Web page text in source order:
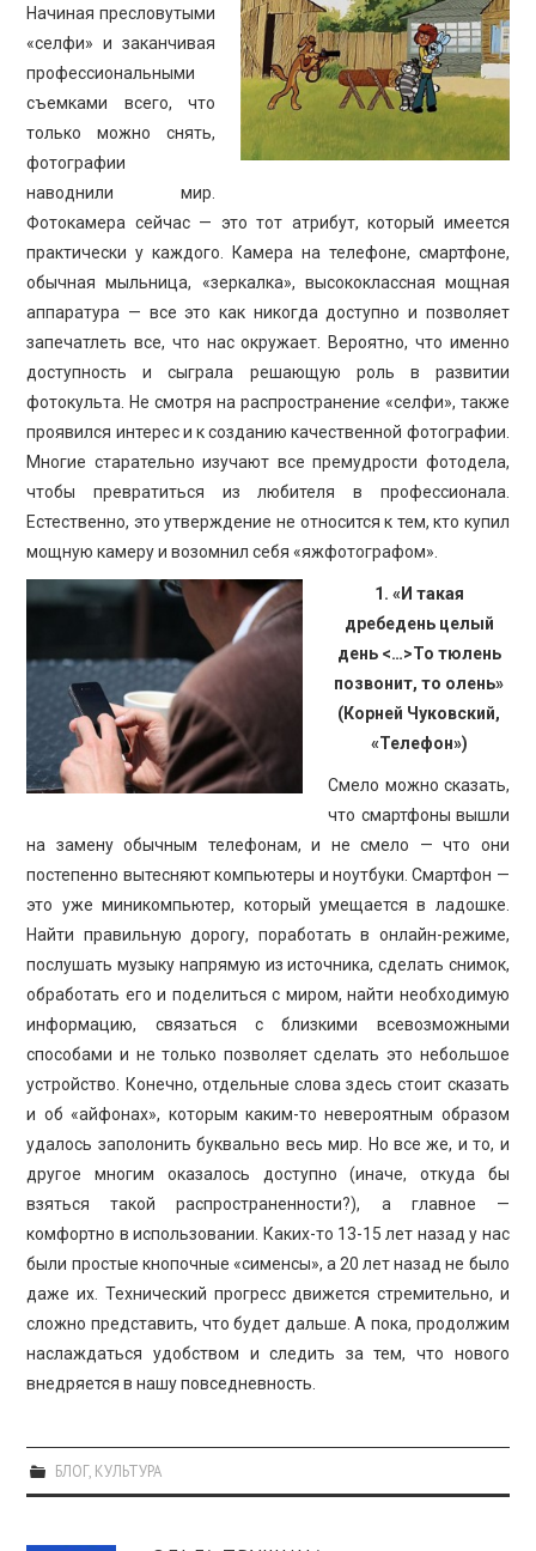
Начиная пресловутыми
«селфи» и заканчивая
профессиональными
съемками всего, что
только можно снять,
фотографии
наводнили мир.
Фотокамера сейчас — это тот атрибут, который имеется
практически у каждого. Камера на телефоне, смартфоне,
обычная мыльница, «зеркалка», высококлассная мощная
аппаратура — все это как никогда доступно и позволяет
запечатлеть все, что нас окружает. Вероятно, что именно
доступность и сыграла решающую роль в развитии
фотокульта. Не смотря на распространение «селфи», также
проявился интерес и к созданию качественной фотографии.
Многие старательно изучают все премудрости фотодела,
чтобы превратиться из любителя в профессионала.
Естественно, это утверждение не относится к тем, кто купил
мощную камеру и возомнил себя «яжфотографом».
1. «И такая
дребедень целый
день <…>То тюлень
позвонит, то олень»
(Корней Чуковский,
«Телефон»)
Смело можно сказать,
что смартфоны вышли
на замену обычным телефонам, и не смело — что они
постепенно вытесняют компьютеры и ноутбуки. Смартфон —
это уже миникомпьютер, который умещается в ладошке.
Найти правильную дорогу, поработать в онлайн-режиме,
послушать музыку напрямую из источника, сделать снимок,
обработать его и поделиться с миром, найти необходимую
информацию, связаться с близкими всевозможными
способами и не только позволяет сделать это небольшое
устройство. Конечно, отдельные слова здесь стоит сказать
и об «айфонах», которым каким-то невероятным образом
удалось заполонить буквально весь мир. Но все же, и то, и
другое многим оказалось доступно (иначе, откуда бы
взяться такой распространенности?), а главное —
комфортно в использовании. Каких-то 13-15 лет назад у нас
были простые кнопочные «сименсы», а 20 лет назад не было
даже их. Технический прогресс движется стремительно, и
сложно представить, что будет дальше. А пока, продолжим
наслаждаться удобством и следить за тем, что нового
внедряется в нашу повседневность.
БЛОГ, КУЛЬТУРА